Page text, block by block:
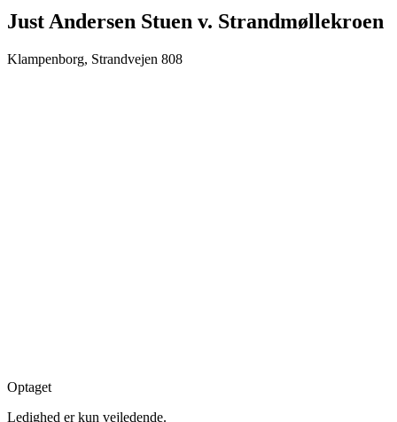
Just Andersen Stuen v. Strandmøllekroen
Klampenborg, Strandvejen 808
Optaget
Ledighed er kun vejledende.